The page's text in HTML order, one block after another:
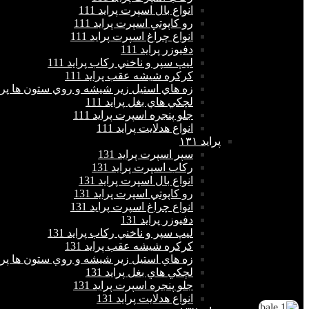
انواع بال اسپرت پراید 111
رو كاپوتي اسپرت پراید 111
انواع چراغ اسپرت پراید 111
دفيوزر پراید 111
ليپ سپر و ناخني ركاب پراید 111
كركره شيشه عقب پراید 111
زه هاي استيل زير شيشه و روي ستون ها پراید
لچكي هاي بغل پراید 111
جلو پنجره اسپرت پراید 111
انواع هدلايت پراید 111
پرايد ١٣١
سپر اسپرت پراید 131
ركاب اسپرت پراید 131
انواع بال اسپرت پراید 131
رو كاپوتي اسپرت پراید 131
انواع چراغ اسپرت پراید 131
دفيوزر پراید 131
ليپ سپر و ناخني ركاب پراید 131
كركره شيشه عقب پراید 131
زه هاي استيل زير شيشه و روي ستون ها پراید
لچكي هاي بغل پراید 131
جلو پنجره اسپرت پراید 131
انواع هدلايت پراید 131